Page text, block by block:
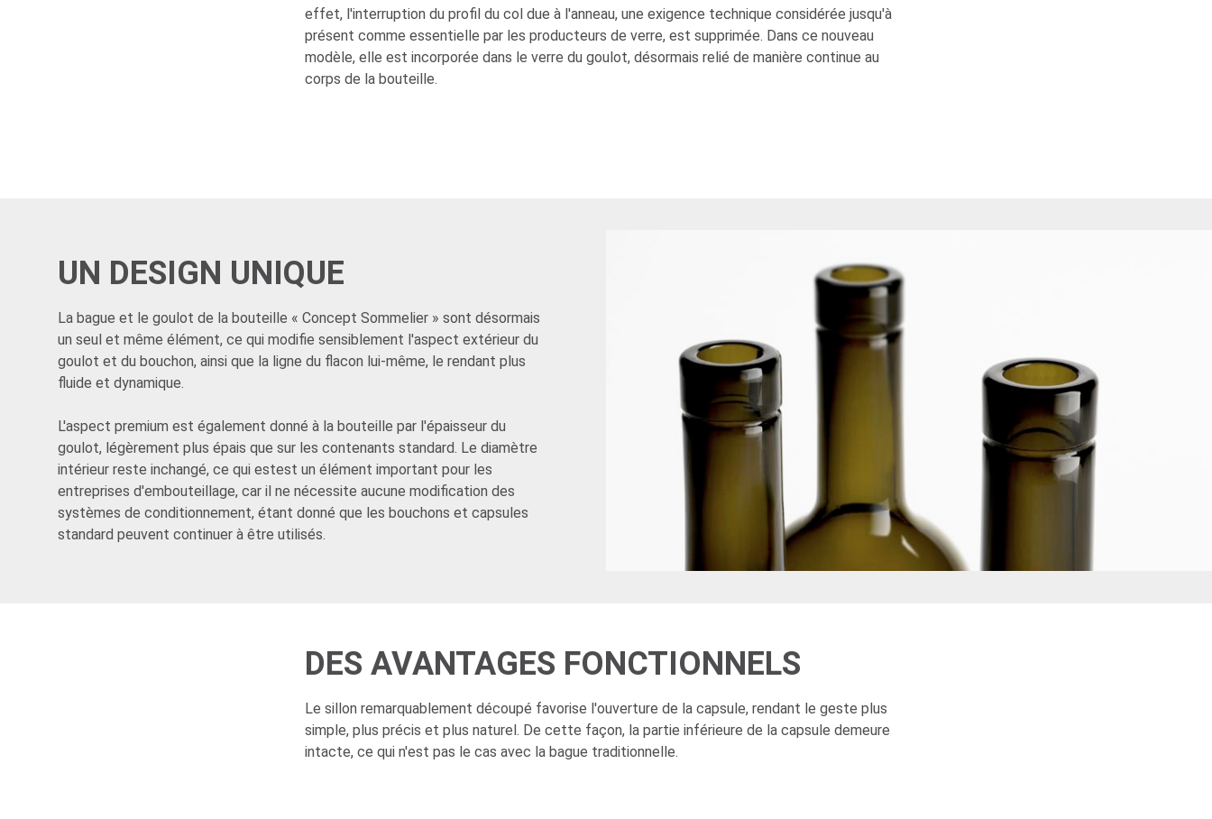
effet, l'interruption du profil du col due à l'anneau, une exigence technique considérée jusqu'à
présent comme essentielle par les producteurs de verre, est supprimée. Dans ce nouveau
modèle, elle est incorporée dans le verre du goulot, désormais relié de manière continue au
corps de la bouteille.
UN DESIGN UNIQUE
La bague et le goulot de la bouteille « Concept Sommelier » sont désormais
un seul et même élément, ce qui modifie sensiblement l'aspect extérieur du
goulot et du bouchon, ainsi que la ligne du flacon lui-même, le rendant plus
fluide et dynamique.
L'aspect premium est également donné à la bouteille par l'épaisseur du
goulot, légèrement plus épais que sur les contenants standard. Le diamètre
intérieur reste inchangé, ce qui estest un élément important pour les
entreprises d'embouteillage, car il ne nécessite aucune modification des
systèmes de conditionnement, étant donné que les bouchons et capsules
standard peuvent continuer à être utilisés.
DES AVANTAGES FONCTIONNELS
Le sillon remarquablement découpé favorise l'ouverture de la capsule, rendant le geste plus
simple, plus précis et plus naturel. De cette façon, la partie inférieure de la capsule demeure
intacte, ce qui n'est pas le cas avec la bague traditionnelle.